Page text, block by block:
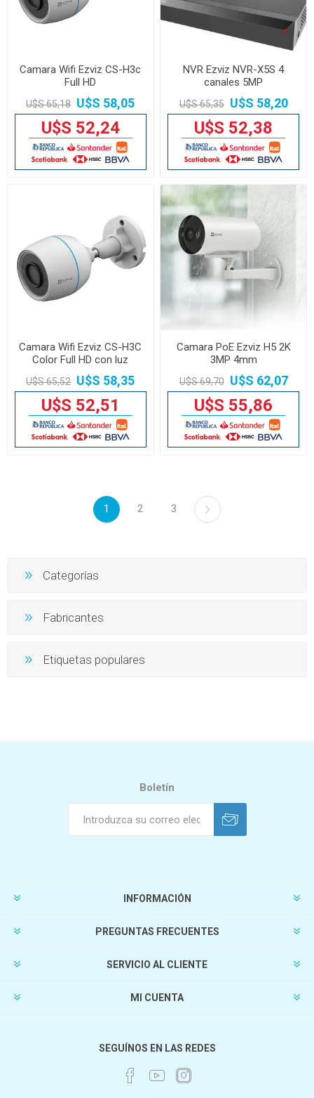
Camara Wifi Ezviz CS-H3c
Full HD
U$S 65,18 U$S 58,05
U$S 52,24
NVR Ezviz NVR-X5S 4
canales 5MP
U$S 65,35 U$S 58,20
U$S 52,38
Camara Wifi Ezviz CS-H3C
Color Full HD con luz
U$S 65,52 U$S 58,35
U$S 52,51
Camara PoE Ezviz H5 2K
3MP 4mm
U$S 69,70 U$S 62,07
U$S 55,86
1 2 3
Categorías
Fabricantes
Etiquetas populares
Boletín
INFORMACIÓN
PREGUNTAS FRECUENTES
SERVICIO AL CLIENTE
MI CUENTA
SEGUÍNOS EN LAS REDES